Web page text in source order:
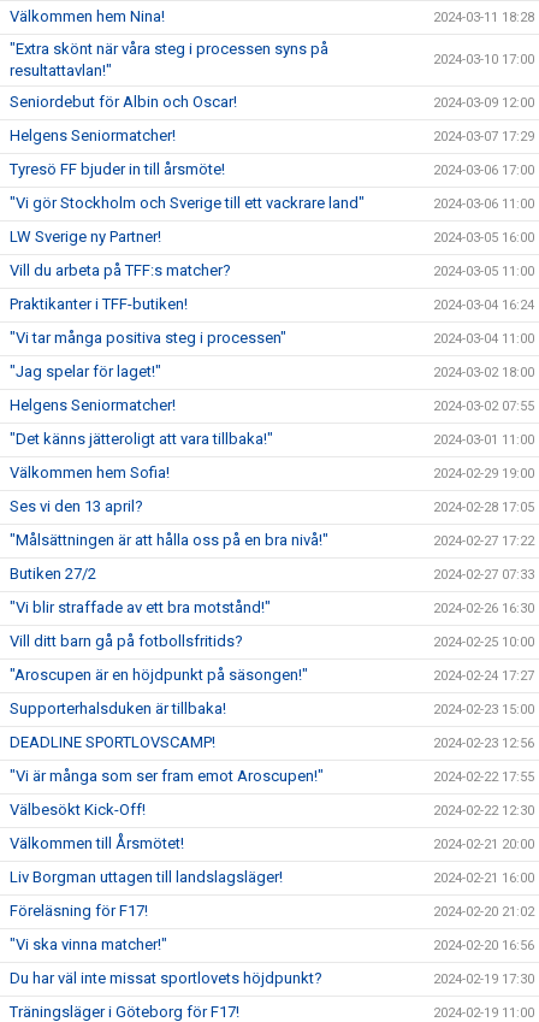
Välkommen hem Nina! 2024-03-11 18:28
"Extra skönt när våra steg i processen syns på
resultattavlan!"
2024-03-10 17:00
Seniordebut för Albin och Oscar! 2024-03-09 12:00
Helgens Seniormatcher! 2024-03-07 17:29
Tyresö FF bjuder in till årsmöte! 2024-03-06 17:00
"Vi gör Stockholm och Sverige till ett vackrare land" 2024-03-06 11:00
LW Sverige ny Partner! 2024-03-05 16:00
Vill du arbeta på TFF:s matcher? 2024-03-05 11:00
Praktikanter i TFF-butiken! 2024-03-04 16:24
"Vi tar många positiva steg i processen" 2024-03-04 11:00
"Jag spelar för laget!" 2024-03-02 18:00
Helgens Seniormatcher! 2024-03-02 07:55
"Det känns jätteroligt att vara tillbaka!" 2024-03-01 11:00
Välkommen hem Sofia! 2024-02-29 19:00
Ses vi den 13 april? 2024-02-28 17:05
"Målsättningen är att hålla oss på en bra nivå!" 2024-02-27 17:22
Butiken 27/2 2024-02-27 07:33
"Vi blir straffade av ett bra motstånd!" 2024-02-26 16:30
Vill ditt barn gå på fotbollsfritids? 2024-02-25 10:00
"Aroscupen är en höjdpunkt på säsongen!" 2024-02-24 17:27
Supporterhalsduken är tillbaka! 2024-02-23 15:00
DEADLINE SPORTLOVSCAMP! 2024-02-23 12:56
"Vi är många som ser fram emot Aroscupen!" 2024-02-22 17:55
Välbesökt Kick-Off! 2024-02-22 12:30
Välkommen till Årsmötet! 2024-02-21 20:00
Liv Borgman uttagen till landslagsläger! 2024-02-21 16:00
Föreläsning för F17! 2024-02-20 21:02
"Vi ska vinna matcher!" 2024-02-20 16:56
Du har väl inte missat sportlovets höjdpunkt? 2024-02-19 17:30
Träningsläger i Göteborg för F17! 2024-02-19 11:00